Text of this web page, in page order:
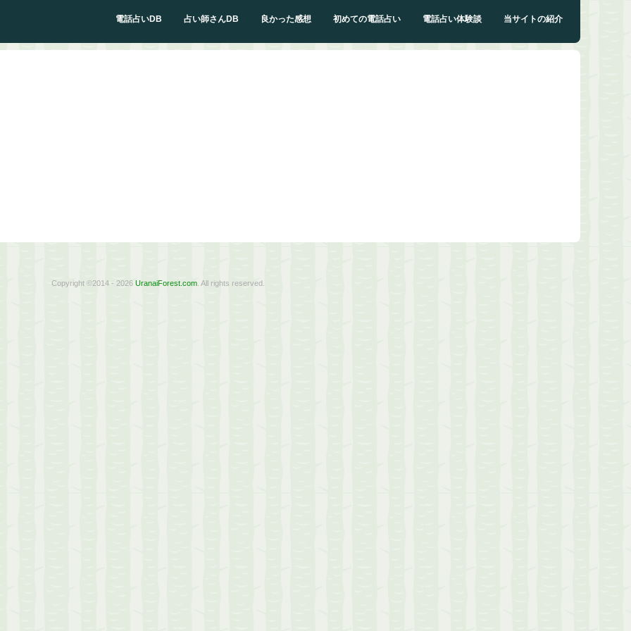
電話占いDB 占い師さんDB 良かった感想 初めての電話占い 電話占い体験談 当サイトの紹介
Copyright ©2014 - 2026 UranaiForest.com. All rights reserved.